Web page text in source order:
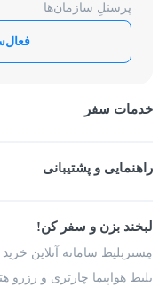
پرسنلِ سازمان‌ها
خدمات سفر
بلیط قطار
راهنمایی و پشتیبانی
شرایط و مقررات
راهکار سازمانی
درباره ما
لبخند بزن و سفر کن!
مِستربلیط سامانه آنلاین
بلیط هواپیما چارتری و